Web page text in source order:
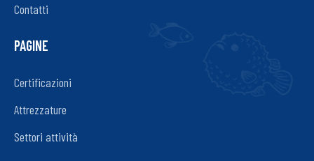
Contatti
PAGINE
Certificazioni
Attrezzature
Settori attività